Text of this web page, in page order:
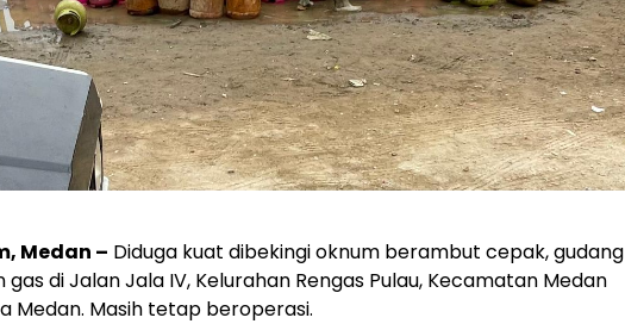
Medan – Diduga kuat dibekingi oknum berambut cepak, gudang
di Jalan Jala IV, Kelurahan Rengas Pulau, Kecamatan Medan
Medan. Masih tetap beroperasi.